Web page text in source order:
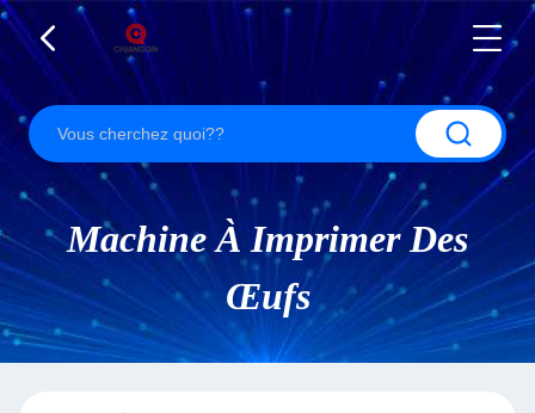
Machine À Imprimer Des
Œufs